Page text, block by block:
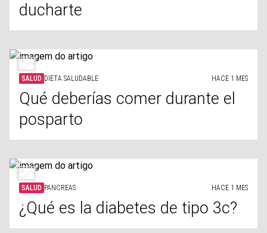
ducharte
SALUD DIETA SALUDABLE HACE 1 MES
Qué deberías comer durante el
posparto
SALUD PANCREAS HACE 1 MES
¿Qué es la diabetes de tipo 3c?